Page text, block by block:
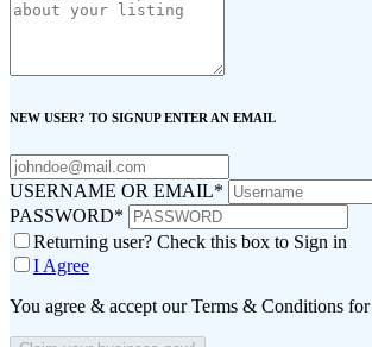
NEW USER? TO SIGNUP ENTER AN EMAIL
USERNAME OR EMAIL*
PASSWORD*
Returning user? Check this box to Sign in
I Agree
You agree & accept our Terms & Conditions